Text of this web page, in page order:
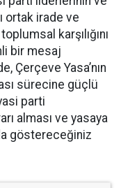
ortak irade ve
karşılığını
bir mesaj
Çerçeve Yasa’nın
sürecine güçlü
parti
alması ve yasaya
göstereceğiniz